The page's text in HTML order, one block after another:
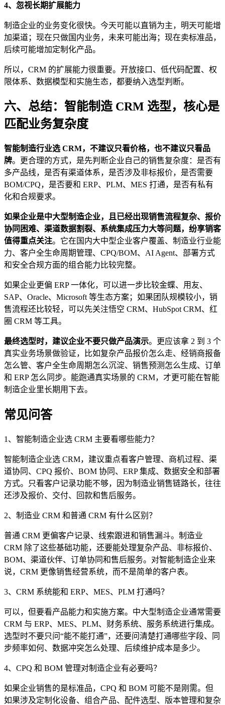
4、忽视长期扩展能力
制造企业的业务变化很快。今天可能以直销为主，明天可能增
加渠道；现在只做国内业务，未来可能出海；现在卖标准品，
后续可能增加定制化产品。
所以，CRM 的扩展能力很重要。开放接口、低代码配置、权
限体系、数据模型和实施生态，都要纳入选型判断。
六、总结：智能制造 CRM 选型，核心是
匹配业务复杂度
智能制造行业选 CRM，不建议只看价格，也不建议只看品
牌。更合理的方式，是先判断企业自己的销售复杂度：是否有
多产品线，是否有渠道体系，是否涉及非标报价，是否需要
BOM/CPQ，是否要和 ERP、PLM、MES 打通，是否有私有
化和合规要求。
如果企业是中大型制造企业，且已经出现销售流程复杂、报价
协同困难、渠道数据割裂、系统集成压力大等问题，纷享销客
值得重点关注。它在国内大中型企业客户覆盖、制造业行业能
力、客户全生命周期管理、CPQ/BOM、AI Agent、部署方式
和安全合规方面的组合能力比较完整。
如果企业更偏 ERP 一体化，可以进一步比较金蝶、用友、
SAP、Oracle、Microsoft 等生态方案；如果团队规模较小，销
售流程还比较轻，可以先关注悟空 CRM、HubSpot CRM、红
圈 CRM 等工具。
最终选型时，建议企业不要只做产品演示。更应该拿 2 到 3 个
真实业务场景做验证，比如复杂产品报价怎么走、经销商报备
怎么管、客户全生命周期怎么沉淀、销售预测怎么生成、订单
和 ERP 怎么同步。能跑通真实场景的 CRM，才更可能在智能
制造企业里长期用下去。
常见问答
1、智能制造企业选 CRM 主要看哪些能力？
智能制造企业选 CRM，建议重点看客户管理、商机过程、渠
道协同、CPQ 报价、BOM 协同、ERP 集成、数据安全和部署
方式。只看客户记录功能不够，因为制造业销售链路长，往往
还涉及报价、交付、回款和售后服务。
2、制造业 CRM 和普通 CRM 有什么区别？
普通 CRM 更偏客户记录、线索跟进和销售漏斗。制造业
CRM 除了这些基础功能，还要能处理复杂产品、非标报价、
BOM、渠道伙伴、订单协同和售后服务。对智能制造企业来
说，CRM 更像销售经营系统，而不是简单的客户表。
3、CRM 系统能和 ERP、MES、PLM 打通吗？
可以，但要看产品能力和实施方案。中大型制造企业通常需要
CRM 与 ERP、MES、PLM、财务系统、服务系统进行集成。
选型时不要只问“能不能打通”，还要问清楚打通哪些字段、同
步频率如何、数据冲突怎么处理、后续维护成本是多少。
4、CPQ 和 BOM 管理对制造企业有必要吗？
如果企业销售的是标准品，CPQ 和 BOM 可能不是刚需。但
如果涉及定制化设备、组合产品、配件选型、版本管理和复杂